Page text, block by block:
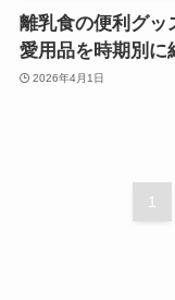
離乳食の便利グッ
愛用品を時期別に
2026年4月1日
1